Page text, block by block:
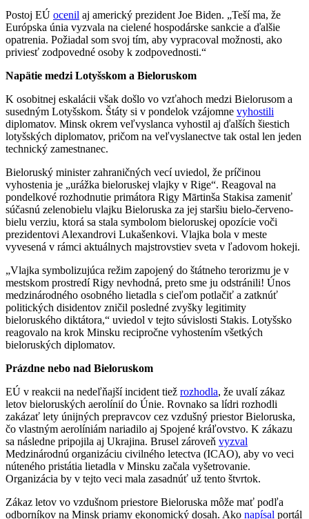
Postoj EÚ ocenil aj americký prezident Joe Biden. „Teší ma, že
Európska únia vyzvala na cielené hospodárske sankcie a ďalšie
opatrenia. Požiadal som svoj tím, aby vypracoval možnosti, ako
priviesť zodpovedné osoby k zodpovednosti.“
Napätie medzi Lotyšskom a Bieloruskom
K osobitnej eskalácii však došlo vo vzťahoch medzi Bielorusom a
susedným Lotyšskom. Štáty si v pondelok vzájomne vyhostili
diplomatov. Minsk okrem veľvyslanca vyhostil aj ďalších šiestich
lotyšských diplomatov, pričom na veľvyslanectve tak ostal len jeden
technický zamestnanec.
Bieloruský minister zahraničných vecí uviedol, že príčinou
vyhostenia je „urážka bieloruskej vlajky v Rige“. Reagoval na
pondelkové rozhodnutie primátora Rigy Mārtinša Stakisa zameniť
súčasnú zelenobielu vlajku Bieloruska za jej staršiu bielo-červeno-
bielu verziu, ktorá sa stala symbolom bieloruskej opozície voči
prezidentovi Alexandrovi Lukašenkovi. Vlajka bola v meste
vyvesená v rámci aktuálnych majstrovstiev sveta v ľadovom hokeji.
„Vlajka symbolizujúca režim zapojený do štátneho terorizmu je v
mestskom prostredí Rigy nevhodná, preto sme ju odstránili! Únos
medzinárodného osobného lietadla s cieľom potlačiť a zatknúť
politických disidentov zničil posledné zvyšky legitimity
bieloruského diktátora,“ uviedol v tejto súvislosti Stakis. Lotyšsko
reagovalo na krok Minsku recipročne vyhostením všetkých
bieloruských diplomatov.
Prázdne nebo nad Bieloruskom
EÚ v reakcii na nedeľňajší incident tiež rozhodla, že uvalí zákaz
letov bieloruských aerolínií do Únie. Rovnako sa lídri rozhodli
zakázať lety únijných prepravcov cez vzdušný priestor Bieloruska,
čo vlastným aerolíniám nariadilo aj Spojené kráľovstvo. K zákazu
sa následne pripojila aj Ukrajina. Brusel zároveň vyzval
Medzinárodnú organizáciu civilného letectva (ICAO), aby vo veci
núteného pristátia lietadla v Minsku začala vyšetrovanie.
Organizácia by v tejto veci mala zasadnúť už tento štvrtok.
Zákaz letov vo vzdušnom priestore Bieloruska môže mať podľa
odborníkov na Minsk priamy ekonomický dosah. Ako napísal portál